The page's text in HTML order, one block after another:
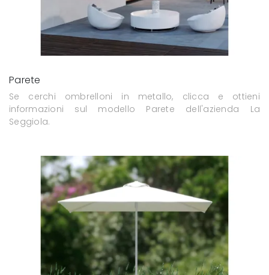
Parete
Se cerchi ombrelloni in metallo, clicca e ottieni
informazioni sul modello Parete dell'azienda La
Seggiola.